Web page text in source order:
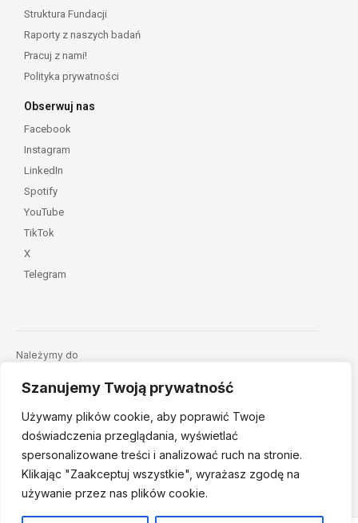
Szanujemy Twoją prywatność
Używamy plików cookie, aby poprawić Twoje
doświadczenia przeglądania, wyświetlać
spersonalizowane treści i analizować ruch na stronie.
Klikając "Zaakceptuj wszystkie", wyrażasz zgodę na
używanie przez nas plików cookie.
Struktura Fundacji
Raporty z naszych badań
Pracuj z nami!
Polityka prywatności
Obserwuj nas
Facebook
Instagram
LinkedIn
Spotify
YouTube
TikTok
X
Telegram
Należymy do
© 2026 Fundacja Dajemy Dzieciom Siłę • Projekt: nordmind.pl